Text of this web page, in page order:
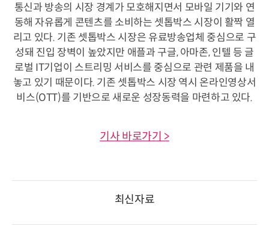
통신과 방송의 시장 경계가 모호해지면서 모바일 기기와 연
동해 자유롭게 콘텐츠를 소비하는 셋톱박스 시장이 활짝 열
리고 있다. 기존 셋톱박스 시장은 유료방송업체 중심으로 구
성돼 진입 장벽이 높았지만 애플과 구글, 아마존, 인텔 등 글
로벌 IT기업이 스트리밍 서비스를 중심으로 관련 제품을 내
놓고 있기 때문이다. 기존 셋톱박스 시장 역시 온라인영상서
비스(OTT)를 기반으로 새로운 성장동력을 마련하고 있다.
기사 바로가기 >
최신자료